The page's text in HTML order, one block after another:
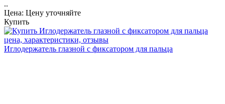
..
Цена: Цену уточняйте
Купить
Иглодержатель глазной с фиксатором для пальца